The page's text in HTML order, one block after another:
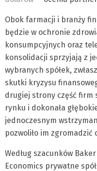
Obok farmacji i branży
będzie w ochronie
konsumpcyjnych oraz
konsolidacji sprzyjają z
wybranych spółek,
skutki kryzysu
drugiej strony część firm
rynku i dokonała
jednoczesnym
pozwoliło im zgromadzić
Według szacunków
Economics prywatne